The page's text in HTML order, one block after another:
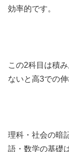
効率的です。
この2科目は積
ないと高3での伸
理科・社会の暗
語・数学の基礎